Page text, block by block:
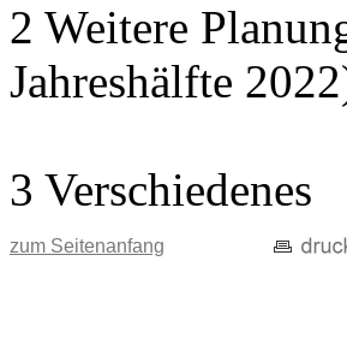
2 Weitere
Jahreshälfte
3 Verschiedenes
zum Seitenanfang